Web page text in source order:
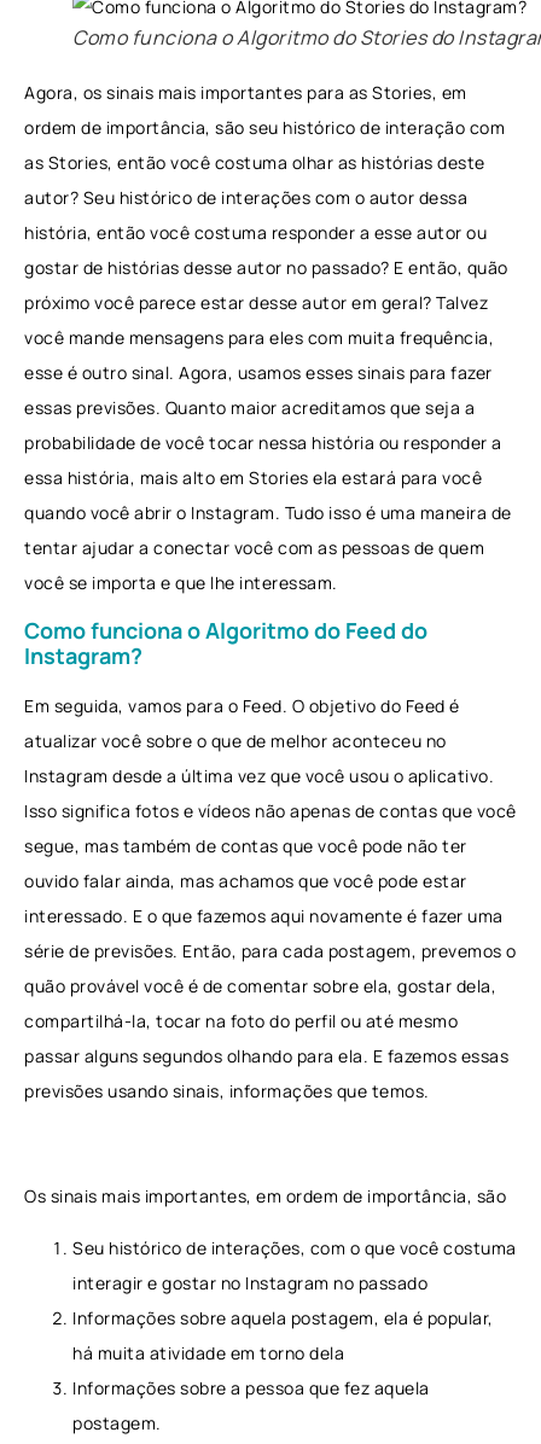
Como funciona o Algoritmo do Stories do
Agora, os sinais mais importantes para as Stories, em
ordem de importância, são seu histórico de interação com
as Stories, então você costuma olhar as histórias deste
autor? Seu histórico de interações com o autor dessa
história, então você costuma responder a esse autor ou
gostar de histórias desse autor no passado? E então, quão
próximo você parece estar desse autor em geral? Talvez
você mande mensagens para eles com muita frequência,
esse é outro sinal. Agora, usamos esses sinais para fazer
essas previsões. Quanto maior acreditamos que seja a
probabilidade de você tocar nessa história ou responder a
essa história, mais alto em Stories ela estará para você
quando você abrir o Instagram. Tudo isso é uma maneira de
tentar ajudar a conectar você com as pessoas de quem
você se importa e que lhe interessam.
Como funciona o Algoritmo do Feed do
Instagram?
Em seguida, vamos para o Feed. O objetivo do Feed é
atualizar você sobre o que de melhor aconteceu no
Instagram desde a última vez que você usou o aplicativo.
Isso significa fotos e vídeos não apenas de contas que você
segue, mas também de contas que você pode não ter
ouvido falar ainda, mas achamos que você pode estar
interessado. E o que fazemos aqui novamente é fazer uma
série de previsões. Então, para cada postagem, prevemos o
quão provável você é de comentar sobre ela, gostar dela,
compartilhá-la, tocar na foto do perfil ou até mesmo
passar alguns segundos olhando para ela. E fazemos essas
previsões usando sinais, informações que temos.
Os sinais mais importantes, em ordem de importância, são
Seu histórico de interações, com o que você costuma
interagir e gostar no Instagram no passado
Informações sobre aquela postagem, ela é popular,
há muita atividade em torno dela
Informações sobre a pessoa que fez aquela
postagem.